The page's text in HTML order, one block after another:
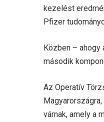
kezelést
Pfizer
Közben – ahogy
második
Az Operatív
várnak, amely a